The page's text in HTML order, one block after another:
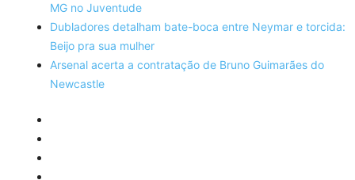
MG no Juventude
Dubladores detalham bate-boca entre Neymar e torcida:
Beijo pra sua mulher
Arsenal acerta a contratação de Bruno Guimarães do
Newcastle